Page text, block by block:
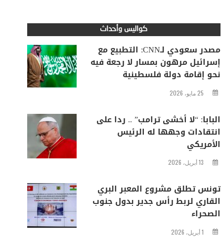
كواليس وأحداث
مصدر سعودي لـCNN: التطبيع مع
إسرائيل مرهون بمسار لا رجعة فيه
نحو إقامة دولة فلسطينية
25 مايو، 2026
البابا: “لا أخشى ترامب” .. ردا على
انتقادات وجهها له الرئيس
الأمريكي
13 أبريل، 2026
تونس تطلق مشروع المعبر البري
القاري لربط رأس جدير بدول جنوب
الصحراء
1 أبريل، 2026